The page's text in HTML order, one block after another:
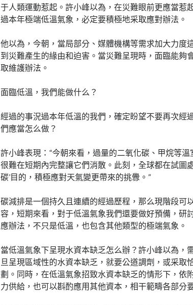
于人類運動惹起。許小峰以為，在災難眼前更應當惹
過本年極端低溫氣象，必定要積極地采取應對辦法。
他以為，今朝，當局部分、媒體機構等需求加大力度
到災難產生的緣由和迫害。當災難呈現時，面臨能夠
取維護辦法。
面臨低溫，我們能做什么？
經過的事況過本年低溫的我們，確定盼望不要再次經
們應當怎么做？
許小峰表現：“今朝來看，過量的二氧化碳、甲烷等溫
很難在短期內完整讓它們消散。此刻，全球都在試圖
碳’目的，積極應對天氣變更帶來的挑釁。”
碳減排是一個持久且連續的經過歷程，那么現階段可
容，短期來看，對于低溫氣象我們還要做好預備，研
應辦法，不只是低溫，也包含其他類型的極端氣象。
當低溫氣象下呈現水資本缺乏怎么辦？許小峰以為，
旦呈現區域性的水資本缺乏，就要公道調劑，或采取
劃。同時，在低溫氣象招致水資本缺乏的情形下，依
力供給，也可以斟酌應用其他資本，相干範疇各部分